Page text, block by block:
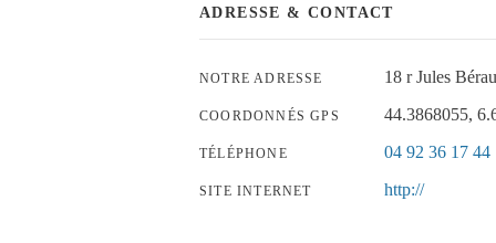
ADRESSE & CONTACT
NOTRE ADRESSE 18 r Jules
COORDONNÉS GPS 44.3868055,
TÉLÉPHONE 04 92 36 17 44
SITE INTERNET http://